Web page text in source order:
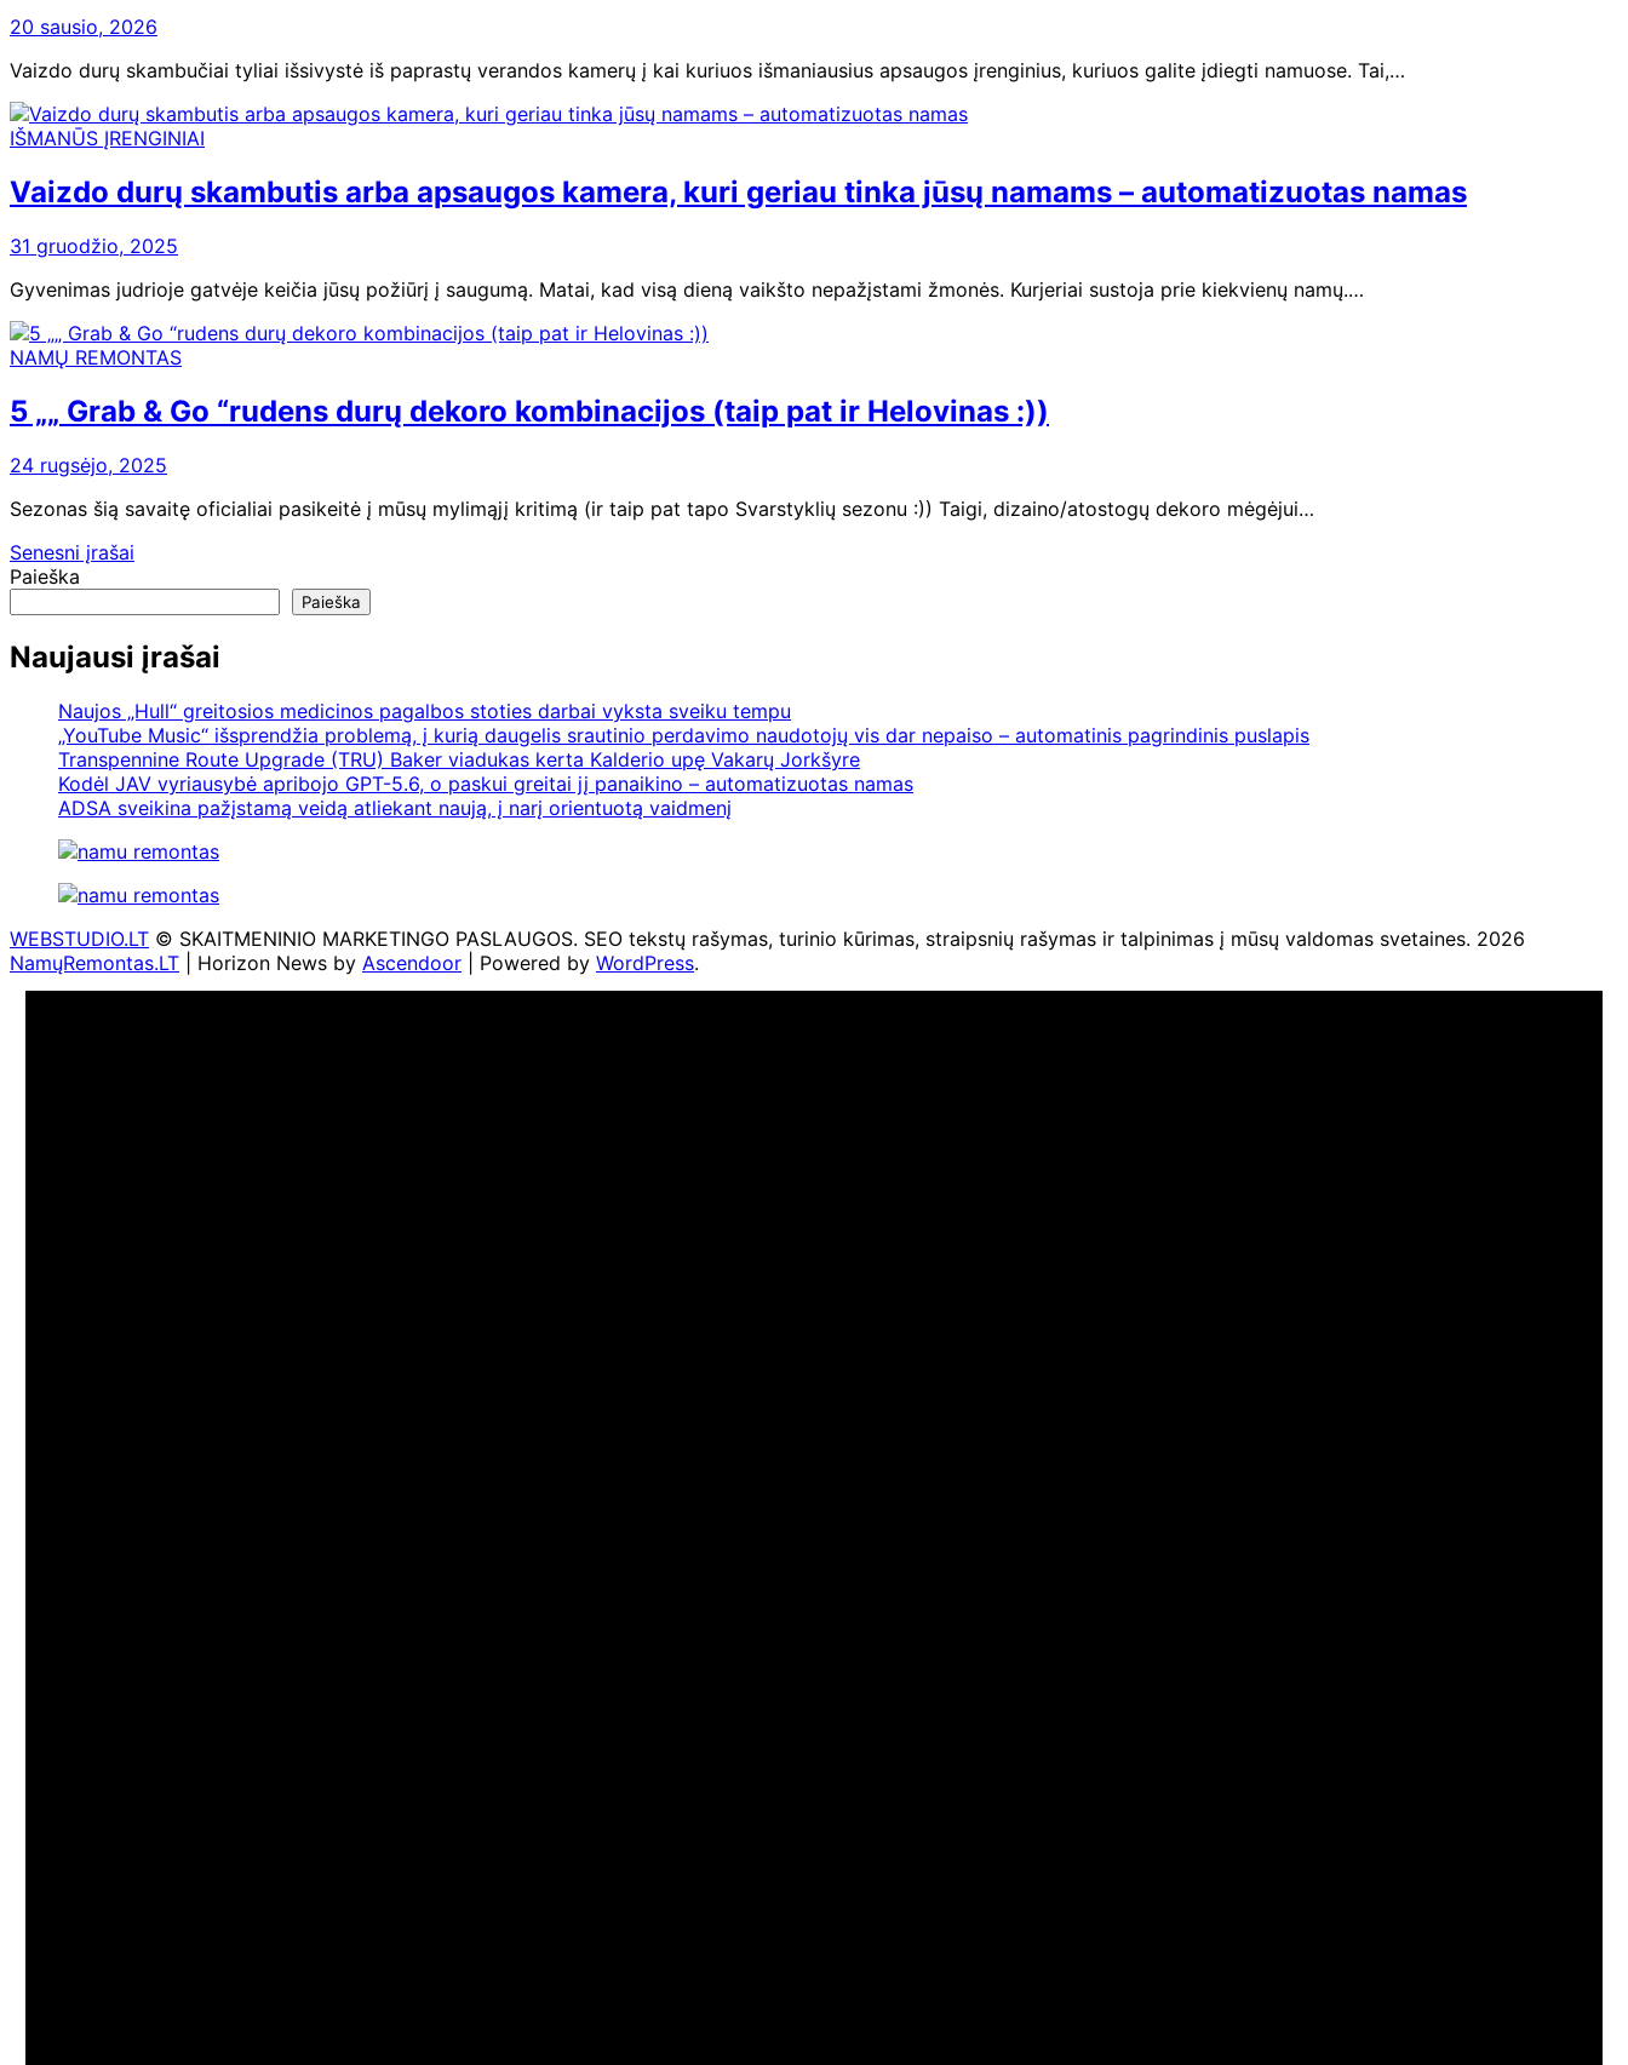
20 sausio, 2026
Vaizdo durų skambučiai tyliai išsivystė iš paprastų verandos kamerų į kai kuriuos išmaniausius apsaugos įrenginius, kuriuos galite įdiegti namuose. Tai,…
IŠMANŪS ĮRENGINIAI
Vaizdo durų skambutis arba apsaugos kamera, kuri geriau tinka jūsų namams – automatizuotas namas
31 gruodžio, 2025
Gyvenimas judrioje gatvėje keičia jūsų požiūrį į saugumą. Matai, kad visą dieną vaikšto nepažįstami žmonės. Kurjeriai sustoja prie kiekvienų namų.…
NAMŲ REMONTAS
5 „„ Grab & Go “rudens durų dekoro kombinacijos (taip pat ir Helovinas :))
24 rugsėjo, 2025
Sezonas šią savaitę oficialiai pasikeitė į mūsų mylimąjį kritimą (ir taip pat tapo Svarstyklių sezonu :)) Taigi, dizaino/atostogų dekoro mėgėjui…
Navigacija
tarp
įrašų
Senesni įrašai
Paieška
Paieška
Naujausi įrašai
Naujos „Hull“ greitosios medicinos pagalbos stoties darbai vyksta sveiku tempu
„YouTube Music“ išsprendžia problemą, į kurią daugelis srautinio perdavimo naudotojų vis dar nepaiso – automatinis pagrindinis puslapis
Transpennine Route Upgrade (TRU) Baker viadukas kerta Kalderio upę Vakarų Jorkšyre
Kodėl JAV vyriausybė apribojo GPT-5.6, o paskui greitai jį panaikino – automatizuotas namas
ADSA sveikina pažįstamą veidą atliekant naują, į narį orientuotą vaidmenį
WEBSTUDIO.LT © SKAITMENINIO MARKETINGO PASLAUGOS. SEO tekstų rašymas, turinio kūrimas, straipsnių rašymas ir talpinimas į mūsų valdomas svetaines. 2026
NamųRemontas.LT | Horizon News by Ascendoor | Powered by WordPress.